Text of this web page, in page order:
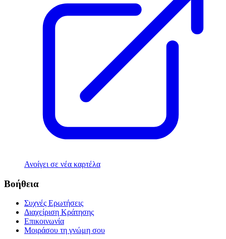
Ανοίγει σε νέα καρτέλα
Βοήθεια
Συχνές Ερωτήσεις
Διαχείριση Κράτησης
Επικοινωνία
Μοιράσου τη γνώμη σου